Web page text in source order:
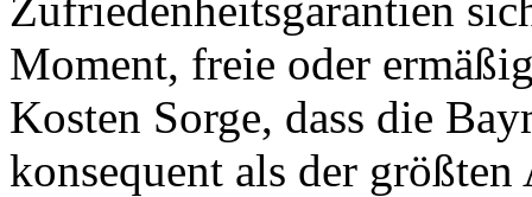
Moment, freie oder
Kosten Sorge, dass die
konsequent als der